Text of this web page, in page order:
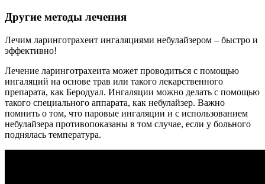
Другие методы лечения
Лечим ларинготрахеит ингаляциями небулайзером – быстро и
эффективно!
Лечение ларинготрахеита может проводиться с помощью
ингаляций на основе трав или такого лекарственного
препарата, как Беродуал. Ингаляции можно делать с помощью
такого специального аппарата, как небулайзер. Важно
помнить о том, что паровые ингаляции и с использованием
небулайзера противопоказаны в том случае, если у больного
поднялась температура.